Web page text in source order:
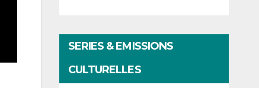
SERIES & EMISSIONS
CULTURELLES